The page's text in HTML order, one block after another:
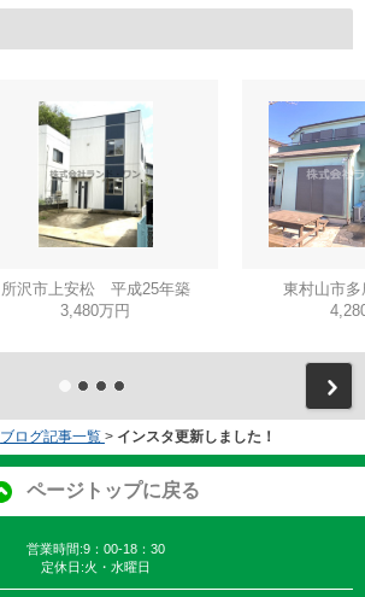
所沢市上安松 平成25年築
3,480万円
東村山市
ブログ記事一覧 > インスタ更新しました！
ページトップに戻る
営業時間:9：00-18：30
定休日:火・水曜日